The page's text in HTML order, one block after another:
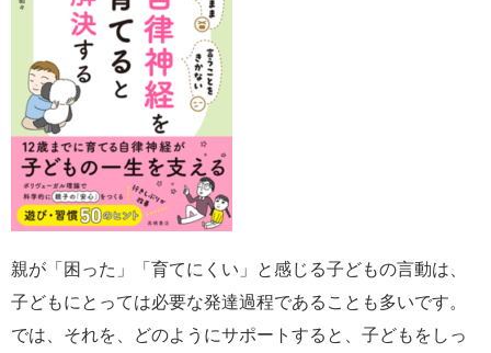
親が「困った」「育てにくい」と感じる子どもの言動は、
子どもにとっては必要な発達過程であることも多いです。
では、それを、どのようにサポートすると、子どもをしっ